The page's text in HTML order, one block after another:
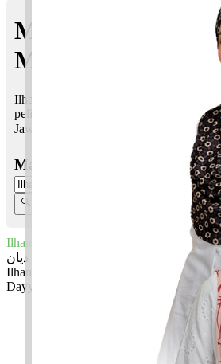
Maksud nama
Maksud Nama
Ilhan Dayyan bermaksud Jelas, fasih
pelindung, penjaga
Jawi:
Masukkan Nama:
Ilhan Dayyan
إلحان ديان
Ilhan: Jelas, fasih dan jelas
Dayyan: Hakim, pelindung, penjaga
✚ Baju Baby Custom Nama